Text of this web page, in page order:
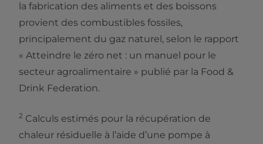
la fabrication des aliments et des boissons
provient des combustibles fossiles,
principalement du gaz naturel, selon le rapport
« Atteindre le zéro net : un manuel pour le
secteur agroalimentaire » publié par la Food &
Drink Federation.
2 Calculs estimés pour la récupération de
chaleur résiduelle à l’aide d’une pompe à